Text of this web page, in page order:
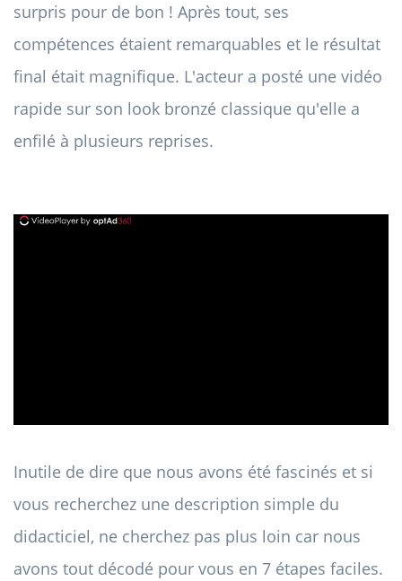
surpris pour de bon ! Après tout, ses
compétences étaient remarquables et le résultat
final était magnifique. L'acteur a posté une vidéo
rapide sur son look bronzé classique qu'elle a
enfilé à plusieurs reprises.
Inutile de dire que nous avons été fascinés et si
vous recherchez une description simple du
didacticiel, ne cherchez pas plus loin car nous
avons tout décodé pour vous en 7 étapes faciles.